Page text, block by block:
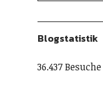
Blogstatistik
36.437 Besuche